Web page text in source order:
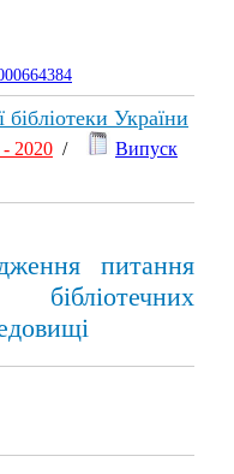
України
- 2020 /
Випуск
питання